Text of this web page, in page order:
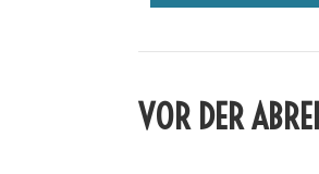
VOR DER